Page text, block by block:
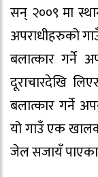
सन् २००९ मा
अपराधीहरुको
बलात्कार गर्ने
दूराचारदेखि
बलात्कार गर्ने
यो गाउँ एक
जेल सजायँ